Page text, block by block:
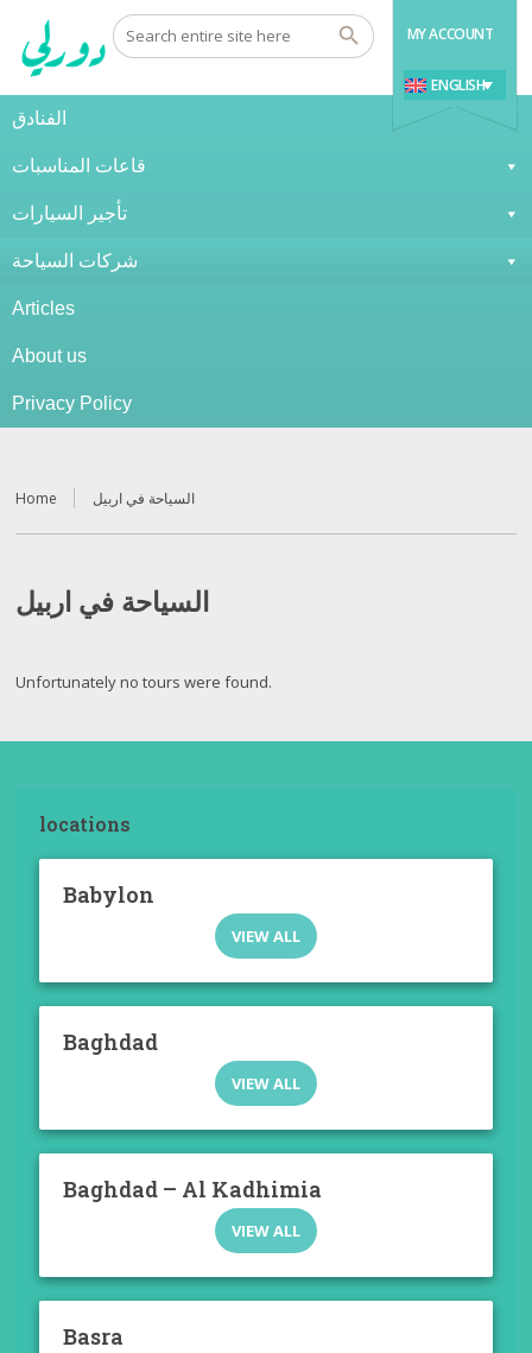
MY ACCOUNT
ENGLISH
الفنادق
قاعات المناسبات
تأجير السيارات
شركات السياحة
Articles
About us
Privacy Policy
Home السياحة في اربيل
السياحة في اربيل
Unfortunately no tours were found.
locations
Babylon
VIEW ALL
Baghdad
VIEW ALL
Baghdad – Al Kadhimia
VIEW ALL
Basra